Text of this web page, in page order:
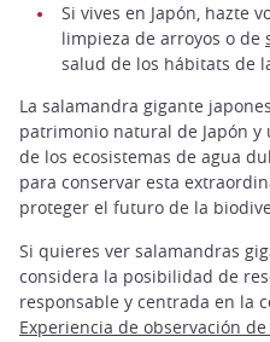
Si vives en Japón, hazte
limpieza de arroyos o de
salud de los hábitats de
La salamandra gigante
patrimonio natural de Japón
de los ecosistemas de agua
para conservar esta
proteger el futuro de la
Si quieres ver salamandras
considera la posibilidad de
responsable y centrada en la
Experiencia de observación